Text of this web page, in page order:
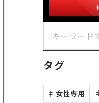
タグ
♯ 女性専用 ♯